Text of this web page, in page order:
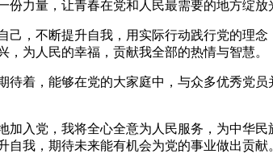
力量，让青春在党和人民最需要的地方绽放
，不断提升自我，用实际行动践行党的理
为人民的幸福，贡献我全部的热情与智慧。
着，能够在党的大家庭中，与众多优秀党
入党，我将全心全意为人民服务，为中华
我，期待未来能有机会为党的事业做出贡